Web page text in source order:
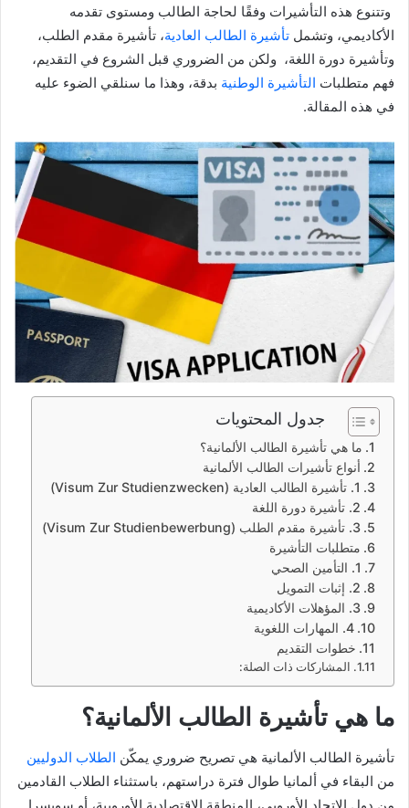
وتتنوع هذه التأشيرات وفقًا لحاجة الطالب ومستوى تقدمه
الأكاديمي، وتشمل تأشيرة الطالب العادية، تأشيرة مقدم الطلب،
وتأشيرة دورة اللغة، ولكن من الضروري قبل الشروع في التقديم،
فهم متطلبات التأشيرة الوطنية بدقة، وهذا ما سنلقي الضوء عليه
في هذه المقالة.
جدول المحتويات
ما هي تأشيرة الطالب الألمانية؟
أنواع تأشيرات الطالب الألمانية
1. تأشيرة الطالب العادية (Visum Zur Studienzwecken)
2. تأشيرة دورة اللغة
3. تأشيرة مقدم الطلب (Visum Zur Studienbewerbung)
متطلبات التأشيرة
1. التأمين الصحي
2. إثبات التمويل
3. المؤهلات الأكاديمية
4. المهارات اللغوية
خطوات التقديم
المشاركات ذات الصلة:
ما هي تأشيرة الطالب الألمانية؟
تأشيرة الطالب الألمانية هي تصريح ضروري يمكّن الطلاب الدوليين
من البقاء في ألمانيا طوال فترة دراستهم، باستثناء الطلاب القادمين